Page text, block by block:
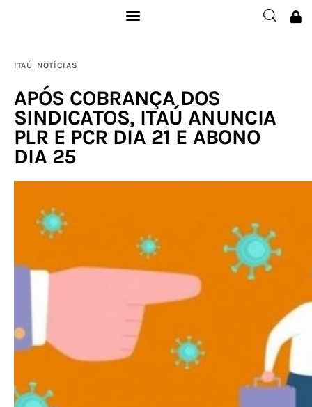
Filie-se
Publicações
Galerias
Contatos
ITAÚ NOTÍCIAS
APÓS COBRANÇA DOS
SINDICATOS, ITAÚ ANUNCIA
PLR E PCR DIA 21 E ABONO
DIA 25